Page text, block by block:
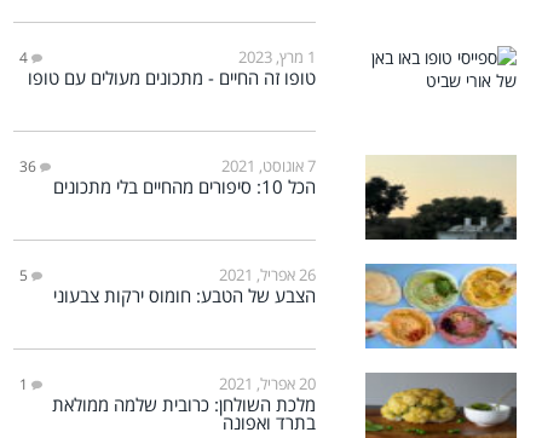
1 מרץ, 2023 4
טופו זה החיים - מתכונים מעולים עם טופו
7 אוגוסט, 2021 36
הכל 10: סיפורים מהחיים בלי מתכונים
26 אפריל, 2021 5
הצבע של הטבע: חומוס ירקות צבעוני
20 אפריל, 2021 1
מלכת השולחן: כרובית שלמה ממולאת
בתרד ואפונה